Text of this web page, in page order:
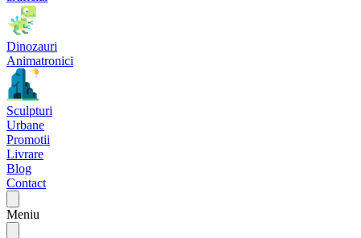
Dinozauri
Animatronici
Sculpturi
Urbane
Promotii
Livrare
Blog
Contact
Meniu